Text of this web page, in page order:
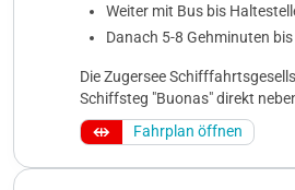
Weiter mit Bus bis
Danach 5-8 Gehminuten
Die Zugersee
Schiffsteg "Buonas" direkt
Fahrplan öffnen